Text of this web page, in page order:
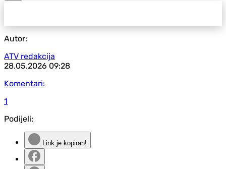
Autor:
ATV redakcija
28.05.2026 09:28
Komentari:
1
Podijeli:
Link je kopiran!